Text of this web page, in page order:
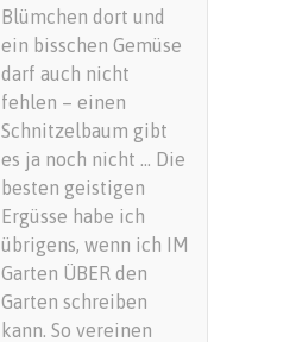
Blümchen dort und
ein bisschen Gemüse
darf auch nicht
fehlen – einen
Schnitzelbaum gibt
es ja noch nicht … Die
besten geistigen
Ergüsse habe ich
übrigens, wenn ich IM
Garten ÜBER den
Garten schreiben
kann. So vereinen